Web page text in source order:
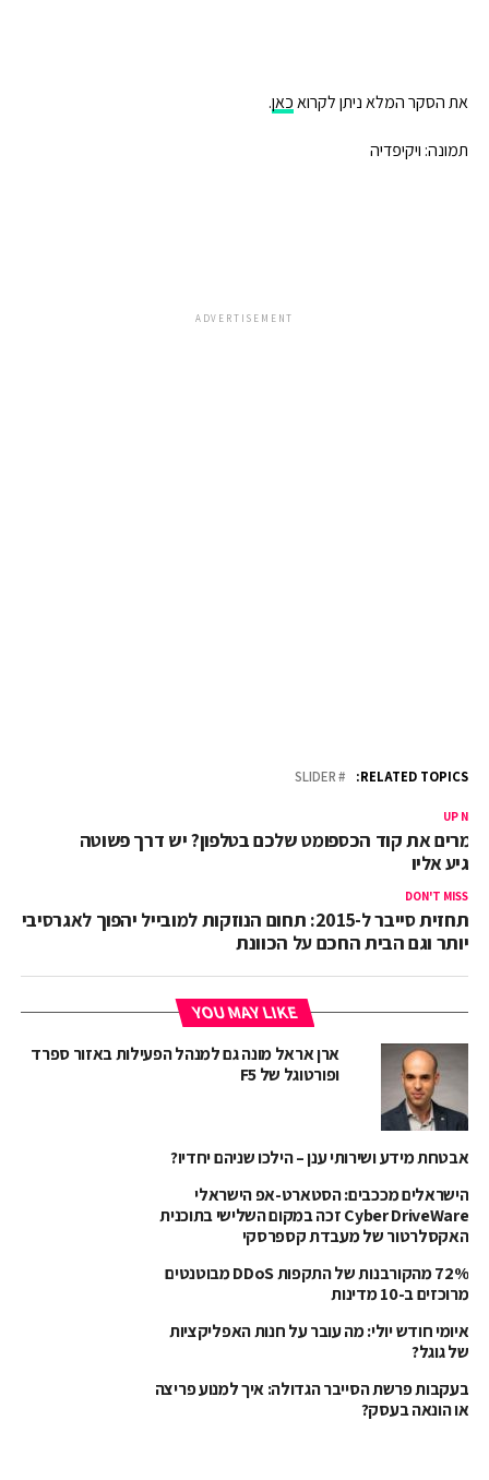
את הסקר המלא ניתן לקרואכאן.
תמונה: ויקיפדיה
ADVERTISEMENT
RELATED TOPICS:
SLIDER
UP
את קוד הכספומט שלכם בטלפון? יש דרך פשוטה
אליו
DON'T MISS
תחזית סייבר ל-2015: תחום הנוזקות למובייל יהפוך לאגרסיבי
יותר וגם הבית החכם על הכוונת
YOU MAY LIKE
ארן אראל מונה גם למנהל הפעילות באזור ספרד
ופורטוגל של F5
אבטחת מידע ושירותי ענן – הילכו שניהם יחדיו?
הישראלים מככבים: הסטארט-אפ הישראלי
Cyber DriveWare זכה במקום השלישי בתוכנית
האקסלרטור של מעבדת קספרסקי
72% מהקורבנות של התקפות DDoS מבוטנטים
מרוכזים ב-10 מדינות
איומי חודש יולי: מה עובר על חנות האפליקציות
של גוגל?
בעקבות פרשת הסייבר הגדולה: איך למנוע פריצה
או הונאה בעסק?